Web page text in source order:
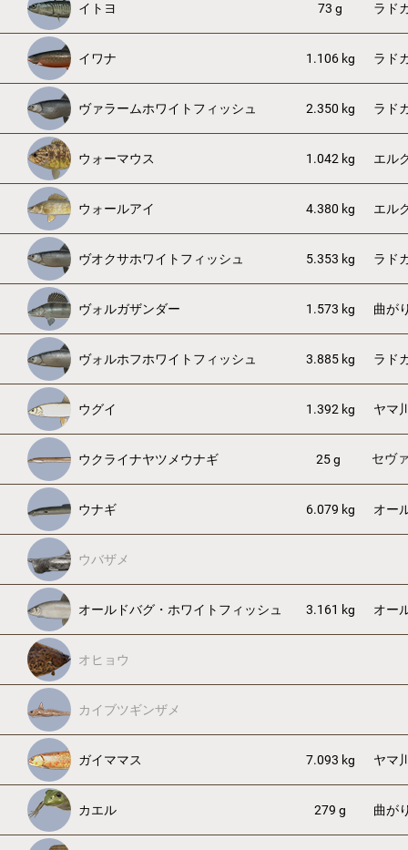
イトヨ 73 g ラド
イワナ 1.106 kg ラド
ヴァラームホワイトフィッシュ 2.350 kg ラド
ウォーマウス 1.042 kg エル
ウォールアイ 4.380 kg エル
ヴオクサホワイトフィッシュ 5.353 kg ラド
ヴォルガザンダー 1.573 kg 曲が
ヴォルホフホワイトフィッシュ 3.885 kg ラド
ウグイ 1.392 kg ヤマ
ウクライナヤツメウナギ 25 g セヴ
ウナギ 6.079 kg オー
ウバザメ
オールドバグ・ホワイトフィッシュ 3.161 kg オー
オヒョウ
カイブツギンザメ
ガイママス 7.093 kg ヤマ
カエル 279 g 曲が